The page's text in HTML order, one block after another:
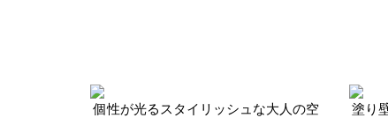
個性が光るスタイリッシュな大人の空
塗り